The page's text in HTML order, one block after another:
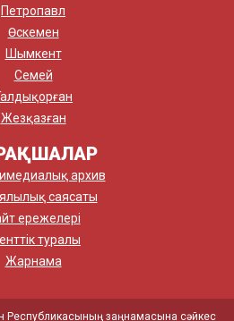
Петропавл
Өскемен
Шымкент
Семей
Жезқазған
архив
саясаты
ережелері
туралы
Жарнама
Республикасының заңнамасына сәйкес